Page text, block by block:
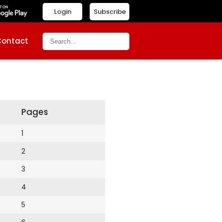
Subscribe
Login
Pages
1
2
3
4
5